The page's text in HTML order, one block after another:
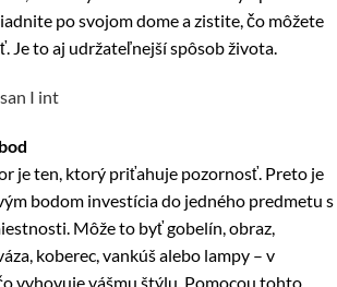
po svojom dome a zistite, čo môžete
Je to aj udržateľnejší spôsob života.
je ten, ktorý priťahuje pozornosť. Preto je
bodom investícia do jedného predmetu s
Môže to byť gobelín, obraz,
koberec, vankúš alebo lampy – v
vyhovuje vášmu štýlu. Pomocou tohto